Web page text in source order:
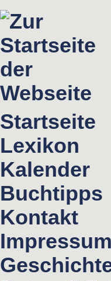
Startseite
Lexikon
Kalender
Buchtipps
Kontakt
Impressum